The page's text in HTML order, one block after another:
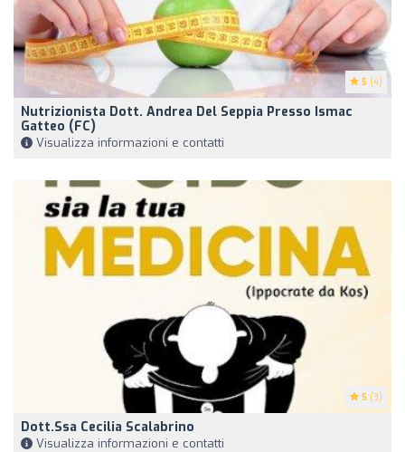
5 (4)
Nutrizionista Dott. Andrea Del Seppia Presso Ismac
Gatteo (FC)
Visualizza informazioni e contatti
5 (3)
Dott.ssa Cecilia Scalabrino
Visualizza informazioni e contatti